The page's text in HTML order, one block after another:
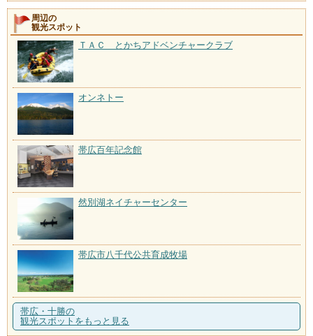
周辺の
観光スポット
ＴＡＣ とかちアドベンチャークラブ
オンネトー
帯広百年記念館
然別湖ネイチャーセンター
帯広市八千代公共育成牧場
帯広・十勝の
観光スポットをもっと見る